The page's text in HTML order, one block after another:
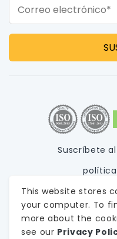
Suscríbete
© 1999-2026
This website stores
your computer. To
more about the
see our Privacy